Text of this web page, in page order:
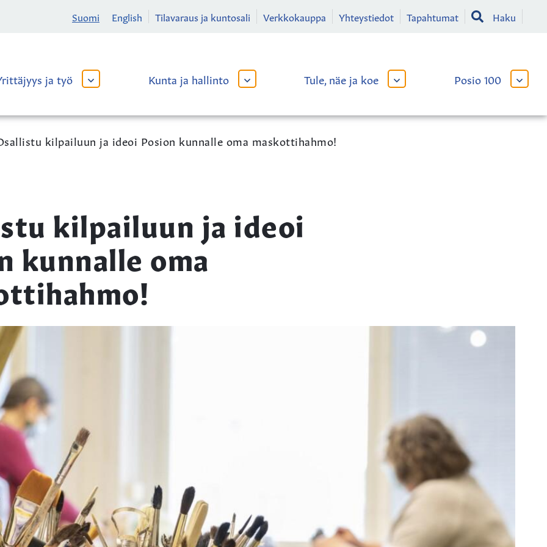
Suomi English Tilavaraus ja kuntosali Verkkokauppa Yhteystiedot Tapahtumat Haku
ja työ
AVAA
ALAVALIKKO
Kunta ja hallinto
AVAA
ALAVALIKKO
Tule, näe ja koe
AVAA
ALAVALIKKO
Posio 100
AVAA
kilpailuun ja ideoi Posion kunnalle oma maskottihahmo!
kilpailuun ja ideoi
kunnalle oma